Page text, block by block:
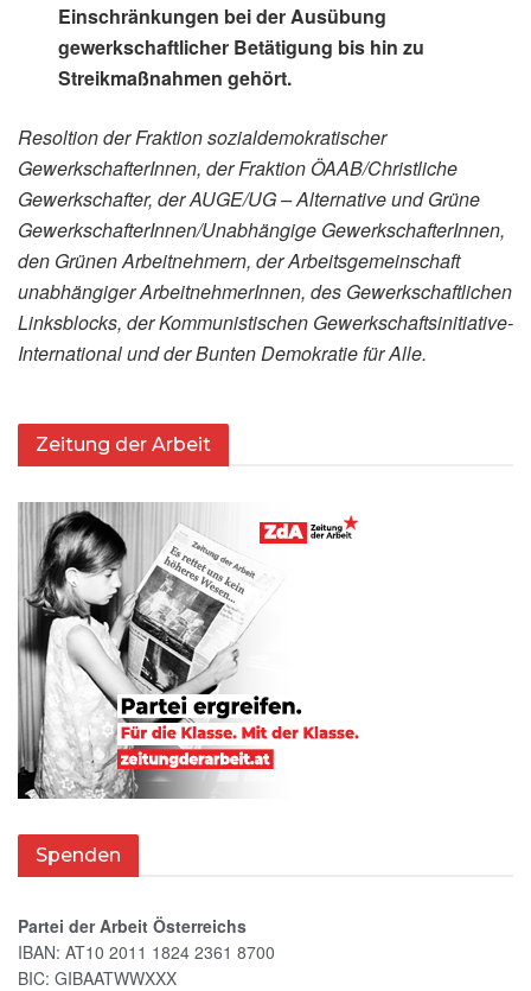
Einschränkungen bei der Ausübung
gewerkschaftlicher Betätigung bis hin zu
Streikmaßnahmen gehört.
Resoltion der Fraktion sozialdemokratischer
GewerkschafterInnen, der Fraktion ÖAAB/Christliche
Gewerkschafter, der AUGE/UG – Alternative und Grüne
GewerkschafterInnen/Unabhängige GewerkschafterInnen,
den Grünen Arbeitnehmern, der Arbeitsgemeinschaft
unabhängiger ArbeitnehmerInnen, des Gewerkschaftlichen
Linksblocks, der Kommunistischen Gewerkschaftsinitiative-
International und der Bunten Demokratie für Alle.
Zeitung der Arbeit
Spenden
Partei der Arbeit Österreichs
IBAN: AT10 2011 1824 2361 8700
BIC: GIBAATWWXXX